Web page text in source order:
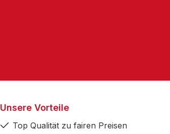
Unsere Vorteile
Top Qualität zu fairen Preisen